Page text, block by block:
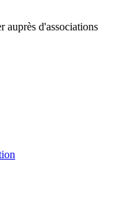
auprès d'associations